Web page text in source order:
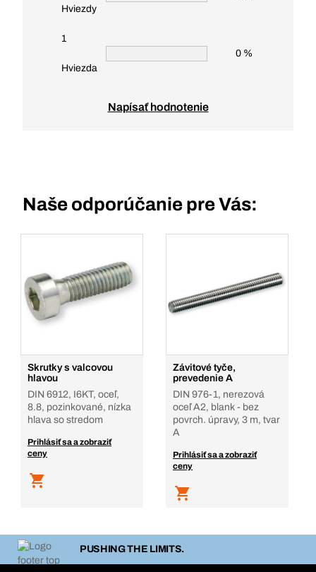
Hviezdy
1
Hviezda
0 %
Napísať hodnotenie
Naše odporúčanie pre Vás:
Skrutky s valcovou
hlavou
DIN 6912, I6KT, oceľ,
8.8, pozinkované, nízka
hlava so stredom
Prihlásiť sa a zobraziť
ceny
Závitové tyče,
prevedenie A
DIN 976-1, nerezová
oceľ A2, blank - bez
povrch. úpravy, 3 m, tvar
A
Prihlásiť sa a zobraziť
ceny
PUSHING THE LIMITS.